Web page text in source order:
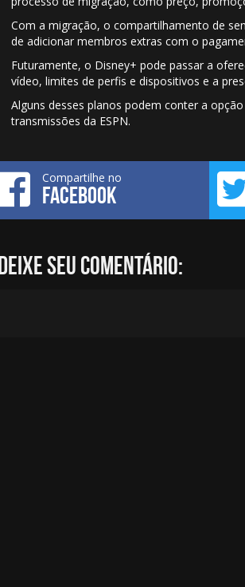
Com a migração, o compartilhamento de
de adicionar membros extras com o
Futuramente, o Disney+ pode passar a
vídeo, limites de perfis e dispositivos e a
Alguns desses planos podem conter a
transmissões da ESPN.
Compartilhe no
FACEBOOK
seu comentário: